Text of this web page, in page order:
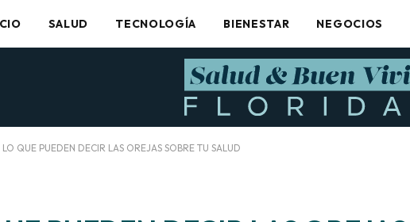
SALUD TECNOLOGÍA BIENESTAR NEGOCIOS
QUE PUEDEN DECIR LAS OREJAS SOBRE TU SALUD